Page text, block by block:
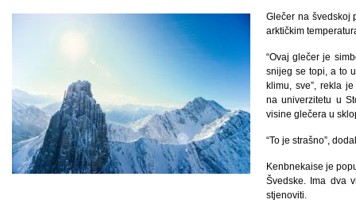
Glečer na švedskoj
arktičkim
“Ovaj glečer je
snijeg se topi, a to
klimu, sve”, rekla
na univerzitetu u
visine glečera u
“To je strašno”,
Kenbnekaise je
Švedske. Ima dva
stjenoviti.